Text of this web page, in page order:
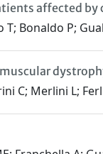
affected by
Bonaldo P;
muscular
C; Merlini L;